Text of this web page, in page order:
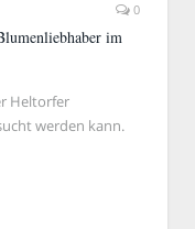
0
im
Heltorfer
werden kann.